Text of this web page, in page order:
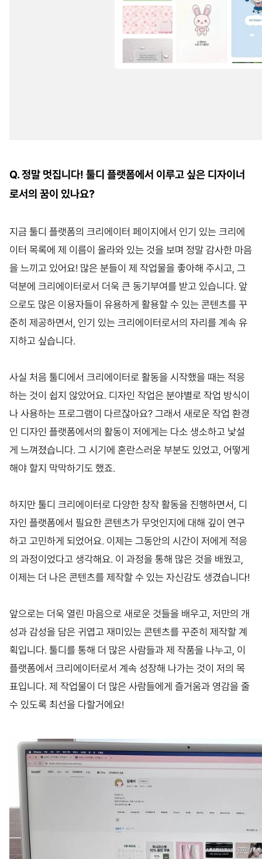
Q. 정말 멋집니다! 툴디 플랫폼에서 이루고 싶은 디자이너
로서의 꿈이 있나요?
지금 툴디 플랫폼의 크리에이터 페이지에서 인기 있는 크리에
이터 목록에 제 이름이 올라와 있는 것을 보며 정말 감사한 마음
을 느끼고 있어요! 많은 분들이 제 작업물을 좋아해 주시고, 그
덕분에 크리에이터로서 더욱 큰 동기부여를 받고 있습니다. 앞
으로도 많은 이용자들이 유용하게 활용할 수 있는 콘텐츠를 꾸
준히 제공하면서, 인기 있는 크리에이터로서의 자리를 계속 유
지하고 싶습니다.
사실 처음 툴디에서 크리에이터로 활동을 시작했을 때는 적응
하는 것이 쉽지 않았어요. 디자인 작업은 분야별로 작업 방식이
나 사용하는 프로그램이 다르잖아요? 그래서 새로운 작업 환경
인 디자인 플랫폼에서의 활동이 저에게는 다소 생소하고 낯설
게 느껴졌습니다. 그 시기에 혼란스러운 부분도 있었고, 어떻게
해야 할지 막막하기도 했죠.
하지만 툴디 크리에이터로 다양한 창작 활동을 진행하면서, 디
자인 플랫폼에서 필요한 콘텐츠가 무엇인지에 대해 깊이 연구
하고 고민하게 되었어요. 이제는 그동안의 시간이 저에게 적응
의 과정이었다고 생각해요. 이 과정을 통해 많은 것을 배웠고,
이제는 더 나은 콘텐츠를 제작할 수 있는 자신감도 생겼습니다!
앞으로는 더욱 열린 마음으로 새로운 것들을 배우고, 저만의 개
성과 감성을 담은 귀엽고 재미있는 콘텐츠를 꾸준히 제작할 계
획입니다. 툴디를 통해 더 많은 사람들과 제 작품을 나누고, 이
플랫폼에서 크리에이터로서 계속 성장해 나가는 것이 저의 목
표입니다. 제 작업물이 더 많은 사람들에게 즐거움과 영감을 줄
수 있도록 최선을 다할거에요!